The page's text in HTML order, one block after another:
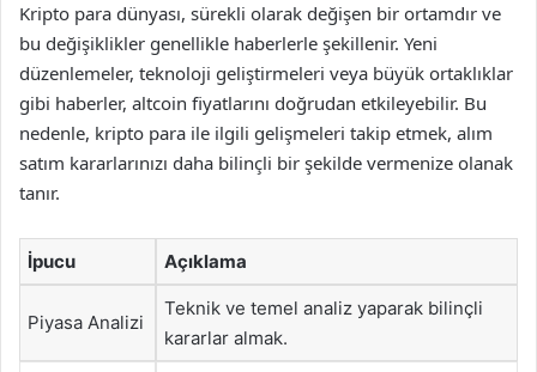
Kripto para dünyası, sürekli olarak değişen bir ortamdır ve
bu değişiklikler genellikle haberlerle şekillenir. Yeni
düzenlemeler, teknoloji geliştirmeleri veya büyük ortaklıklar
gibi haberler, altcoin fiyatlarını doğrudan etkileyebilir. Bu
nedenle, kripto para ile ilgili gelişmeleri takip etmek, alım
satım kararlarınızı daha bilinçli bir şekilde vermenize olanak
tanır.
İpucu Açıklama
Piyasa Analizi
Teknik ve temel analiz yaparak bilinçli
kararlar almak.